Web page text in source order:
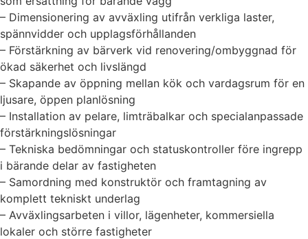
– Dimensionering av avväxling utifrån verkliga laster,
spännvidder och upplagsförhållanden
– Förstärkning av bärverk vid renovering/ombyggnad för
ökad säkerhet och livslängd
– Skapande av öppning mellan kök och vardagsrum för en
ljusare, öppen planlösning
– Installation av pelare, limträbalkar och specialanpassade
förstärkningslösningar
– Tekniska bedömningar och statuskontroller före ingrepp
i bärande delar av fastigheten
– Samordning med konstruktör och framtagning av
komplett tekniskt underlag
– Avväxlingsarbeten i villor, lägenheter, kommersiella
lokaler och större fastigheter